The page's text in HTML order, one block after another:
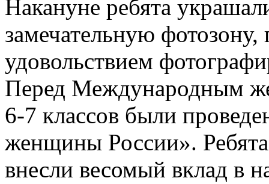
Накануне ребята
замечательную
удовольствием
Перед Международным
6-7 классов были
женщины России».
внесли весомый вклад в